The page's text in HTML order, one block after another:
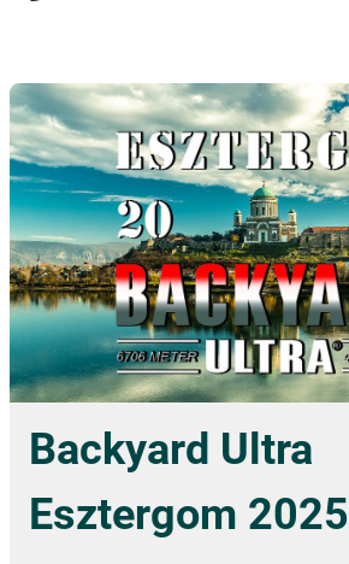
Backyard Ultra
Esztergom 2025